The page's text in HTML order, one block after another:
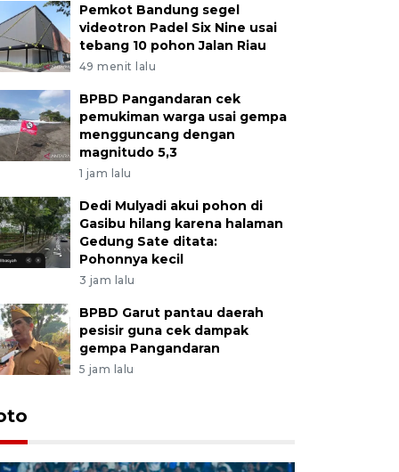
Pemkot Bandung segel
videotron Padel Six Nine usai
tebang 10 pohon Jalan Riau
49 menit lalu
BPBD Pangandaran cek
pemukiman warga usai gempa
mengguncang dengan
magnitudo 5,3
1 jam lalu
Dedi Mulyadi akui pohon di
Gasibu hilang karena halaman
Gedung Sate ditata:
Pohonnya kecil
3 jam lalu
BPBD Garut pantau daerah
pesisir guna cek dampak
gempa Pangandaran
5 jam lalu